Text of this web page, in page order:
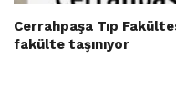
Cerrahpaşa Tıp
fakülte taşınıyor